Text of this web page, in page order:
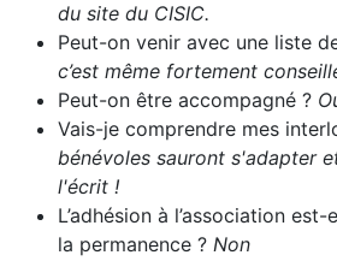
du site du CISIC.
Peut-on venir avec une liste
c’est même fortement
Peut-on être accompagné ?
Vais-je comprendre mes
bénévoles sauront s'adapter
l'écrit !
L’adhésion à l’association
la permanence ? Non